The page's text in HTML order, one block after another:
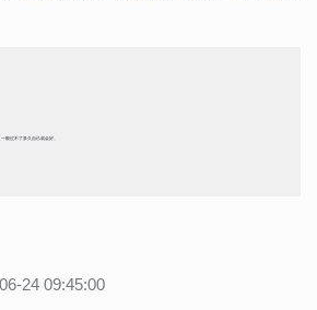
般过不了多久自己就会好。
24 09:45:00